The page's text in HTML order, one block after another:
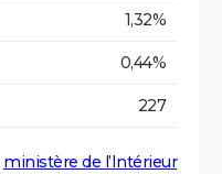
1,32%
0,44%
227
ministère de l’Intérieur